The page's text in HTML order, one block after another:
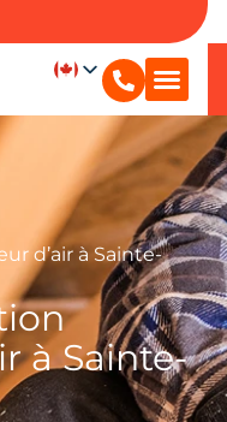
d’air à Sainte-
à Sainte-